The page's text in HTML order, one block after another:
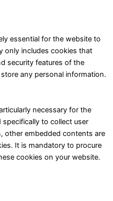
essential for the website to
only includes cookies that
security features of the
any personal information.
necessary for the
to collect user
other embedded contents are
It is mandatory to procure
cookies on your website.